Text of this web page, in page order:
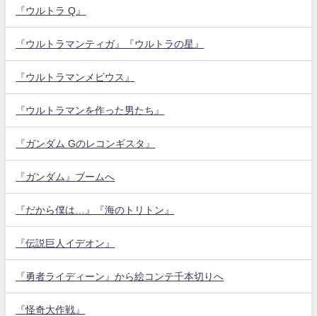
『ウルトラ Q』
『ウルトラマンティガ』『ウルトラの星』
『ウルトラマンメビウス』
『ウルトラマンを作った男たち』
『ガンダム Gのレコンギスタ』
『ガンダム』ブームへ
『だから僕は…』『海のトリトン』
『伝説巨人イデオン』
『勇者ライディーン』から絵コンテ千本切りへ
『怪奇大作戦』